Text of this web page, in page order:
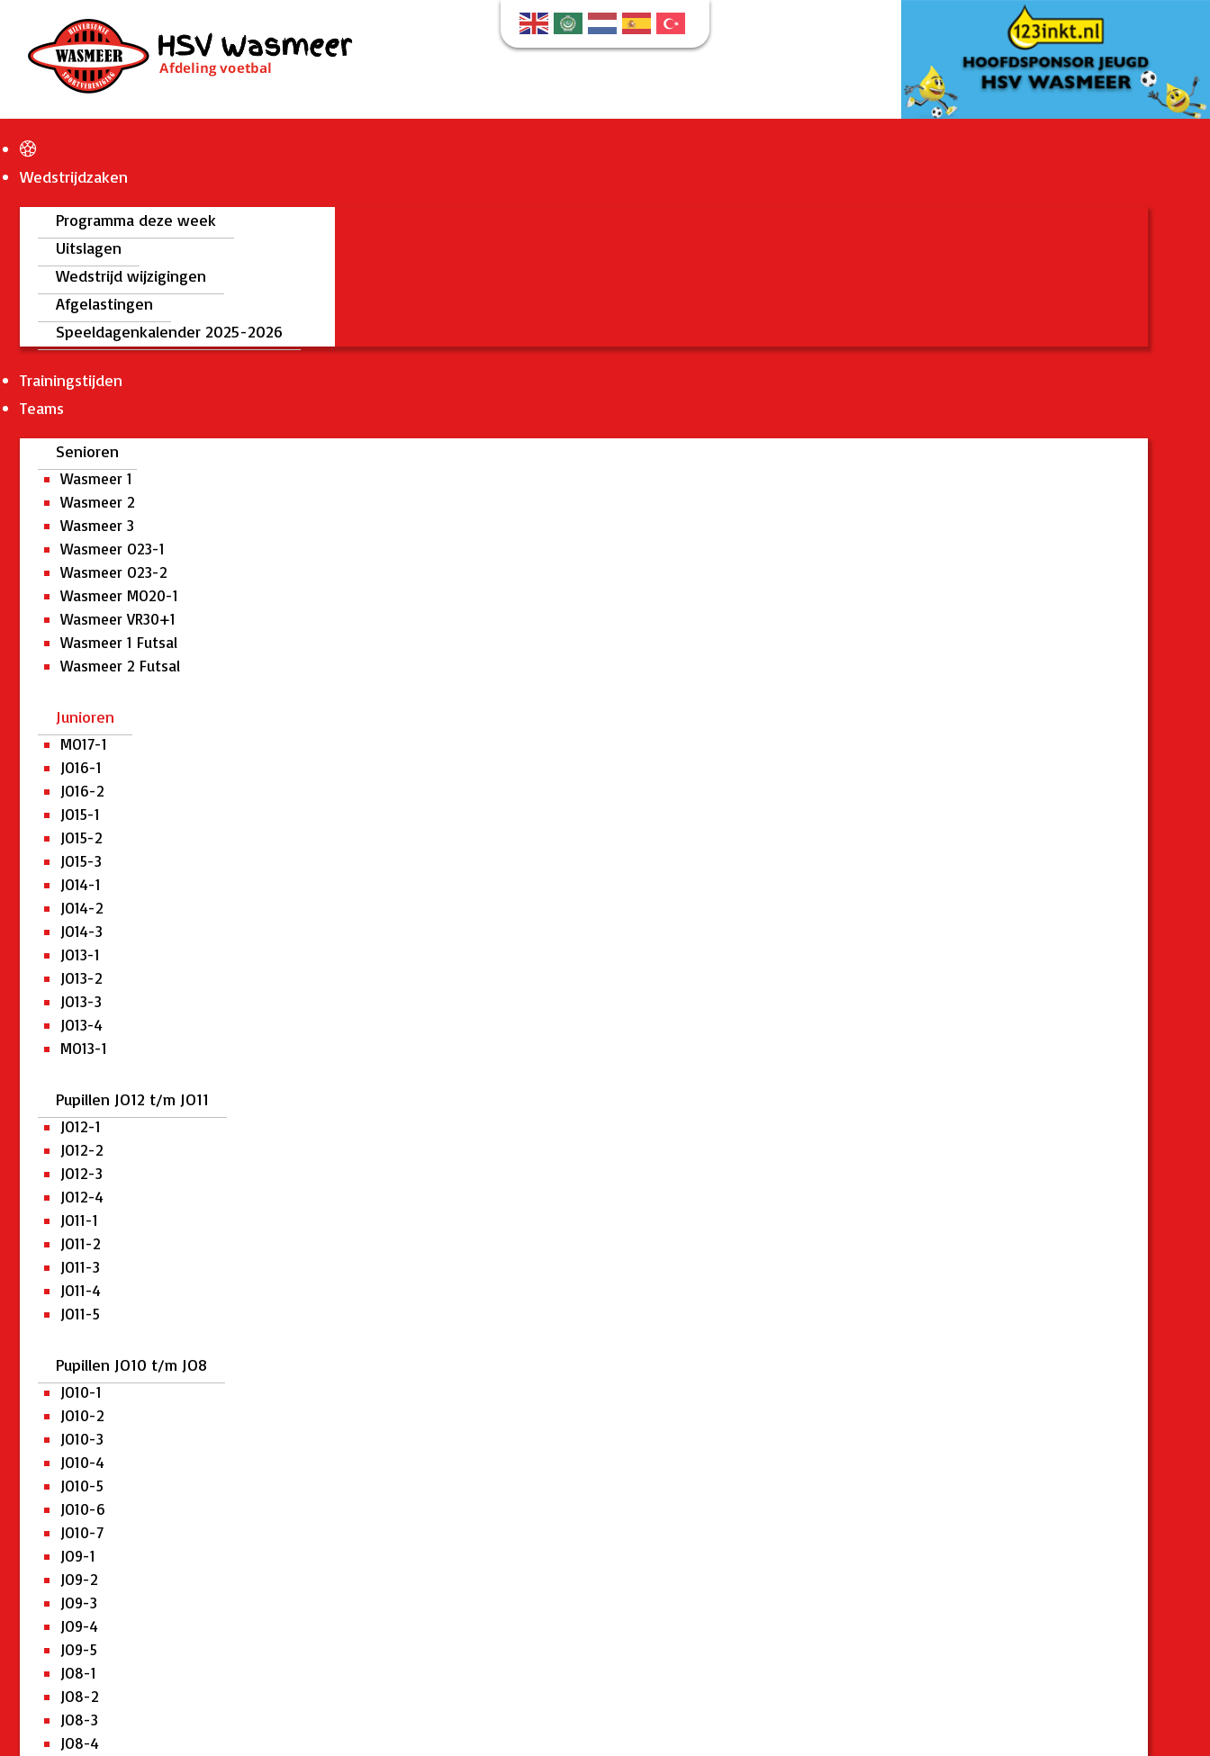
Wedstrijdzaken
Programma deze week
Uitslagen
Wedstrijd wijzigingen
Afgelastingen
Speeldagenkalender 2025-2026
Trainingstijden
Teams
Senioren
Wasmeer 1
Wasmeer 2
Wasmeer 3
Wasmeer O23-1
Wasmeer O23-2
Wasmeer MO20-1
Wasmeer VR30+1
Wasmeer 1 Futsal
Wasmeer 2 Futsal
Junioren
MO17-1
JO16-1
JO16-2
JO15-1
JO15-2
JO15-3
JO14-1
JO14-2
JO14-3
JO13-1
JO13-2
JO13-3
JO13-4
MO13-1
Pupillen JO12 t/m JO11
JO12-1
JO12-2
JO12-3
JO12-4
JO11-1
JO11-2
JO11-3
JO11-4
JO11-5
Pupillen JO10 t/m JO8
JO10-1
JO10-2
JO10-3
JO10-4
JO10-5
JO10-6
JO10-7
JO9-1
JO9-2
JO9-3
JO9-4
JO9-5
JO8-1
JO8-2
JO8-3
JO8-4